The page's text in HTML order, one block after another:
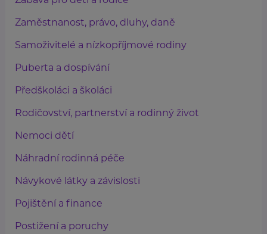
Zaměstnanost, právo, dluhy, daně
Samoživitelé a nízkopříjmové rodiny
Puberta a dospívání
Předškoláci a školáci
Rodičovství, partnerství a rodinný život
Nemoci dětí
Náhradní rodinná péče
Návykové látky a závislosti
Pojištění a finance
Postižení a poruchy